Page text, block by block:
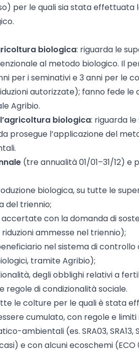
per le quali sia stata effettuata
biologica: riguarda le
al metodo biologico. Il
per i seminativi e 3 anni per le
autorizzate); fanno fede le
Agribio.
biologica: riguarda
prosegue l’applicazione del
(tre annualità 01/01–31/12) e
biologica, su tutte le
del triennio;
con la domanda di
ammesse nel triennio);
nel sistema di controllo
tramite Agribio);
degli obblighi relativi a
regole di condizionalità sociale.
le colture per le quali è stata
cumulato, con regole e limiti
ambientali (es. SRA03, SRA13,
e con alcuni ecoschemi (ECO